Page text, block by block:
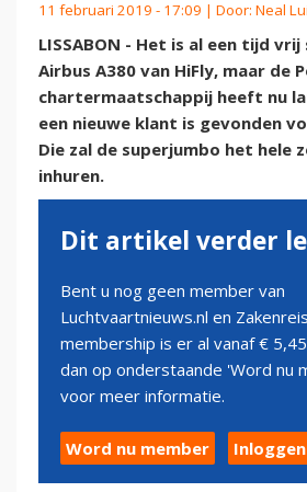
11 februari 2019 - 17:09 | Door: Neal
LISSABON - Het is al een tijd
Airbus A380 van HiFly, maar de
chartermaatschappij heeft nu
een nieuwe klant is gevonden
Die zal de superjumbo het hele
inhuren.
Dit artikel verder
Bent u nog geen member van
Luchtvaartnieuws.nl en
membership is er al vanaf €
dan op onderstaande 'Word nu
voor meer informatie.
Word nu member Inloggen